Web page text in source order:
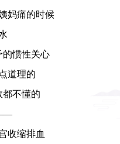
妈痛的时候
的惯性关心
道理的
都不懂的
收缩排血